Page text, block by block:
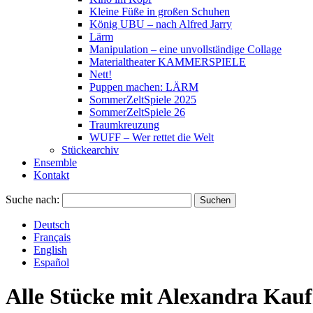
Kleine Füße in großen Schuhen
König UBU – nach Alfred Jarry
Lärm
Manipulation – eine unvollständige Collage
Materialtheater KAMMERSPIELE
Nett!
Puppen machen: LÄRM
SommerZeltSpiele 2025
SommerZeltSpiele 26
Traumkreuzung
WUFF – Wer rettet die Welt
Stückearchiv
Ensemble
Kontakt
Suche nach:
Deutsch
Français
English
Español
Alle Stücke mitAlexandra